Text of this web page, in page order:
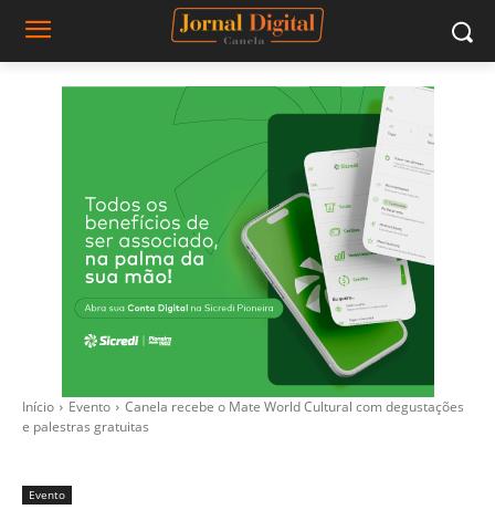
Início Evento
Canela recebe o Mate World Cultural com degustações
e palestras gratuitas
Evento